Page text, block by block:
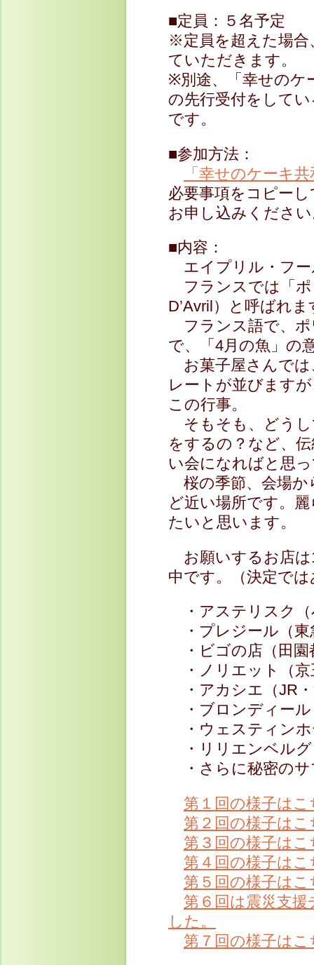
■定員：５名予定
※定員を超えた場合
ていただきます。
※別途、「幸せのケ
の先行受付をして
です。
■参加方法：
「幸せのケーキ
必要事項をコピー
お申し込みくださ
■内容：
エイプリル・フー
フランスでは「ポ
D’Avril）と呼ばれま
フランス語で、ポ
で、「4月の魚」の
お菓子屋さんでは
レートが並びます
この行事。
そもそも、どうし
をするの？など、
い会になればと思
桜の季節、会場か
ど近い場所です。
たいと思います。
お願いするお店は
中です。（決定で
・アステリスク（
・プレジール（東
・ビゴの店（田園
・ノリエット（京
・アカシエ（JR
・ブロンディール
・ウェスティンホ
・リリエンベルグ
・さらに秘密のサ
第１回の様子はこ
第２回の様子はこ
第３回の様子はこ
第４回の様子はこ
第５回の様子はこ
第６回は震災支
した。
第７回の様子はこ